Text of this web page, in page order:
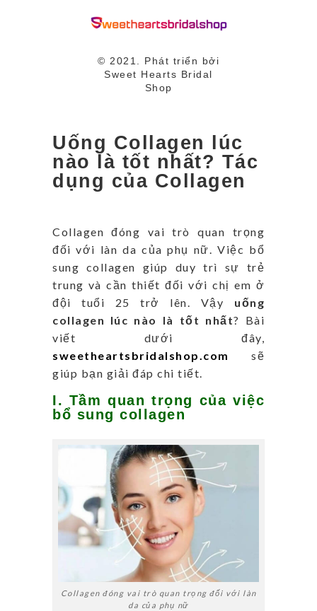
© 2021. Phát triển bởi
Sweet Hearts Bridal
Shop
Uống Collagen lúc
nào là tốt nhất? Tác
dụng của Collagen
Collagen đóng vai trò quan trọng
đối với làn da của phụ nữ. Việc bổ
sung collagen giúp duy trì sự trẻ
trung và cần thiết đối với chị em ở
đội tuổi 25 trở lên. Vậy uống
collagen lúc nào là tốt nhất? Bài
viết dưới đây,
sweetheartsbridalshop.com
sẽ
giúp bạn giải đáp chi tiết.
I. Tầm quan trọng của việc
bổ sung collagen
Collagen đóng vai trò quan trọng đối với làn
da của phụ nữ